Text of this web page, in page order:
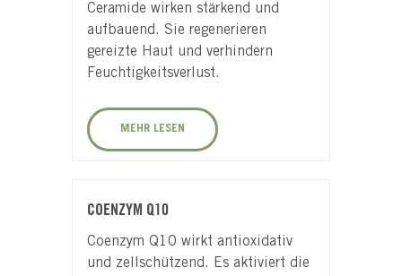
Ceramide wirken stärkend und
aufbauend. Sie regenerieren
gereizte Haut und verhindern
Feuchtigkeitsverlust.
MEHR LESEN
COENZYM Q10
Coenzym Q10 wirkt antioxidativ
und zellschützend. Es aktiviert die